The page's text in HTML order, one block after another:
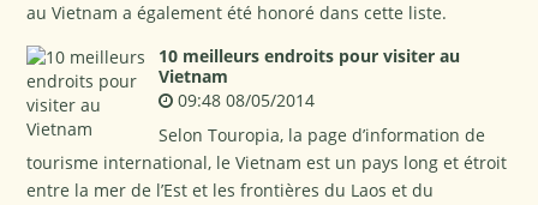
au Vietnam a également été honoré dans cette liste.
10 meilleurs endroits pour visiter au
Vietnam
09:48 08/05/2014
Selon Touropia, la page d’information de
tourisme international, le Vietnam est un pays long et étroit
entre la mer de l’Est et les frontières du Laos et du